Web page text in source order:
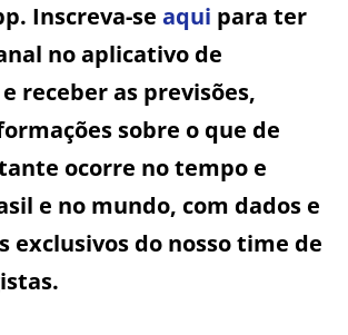
Inscreva-se aqui para ter
no aplicativo de
receber as previsões,
sobre o que de
ocorre no tempo e
e no mundo, com dados e
exclusivos do nosso time de